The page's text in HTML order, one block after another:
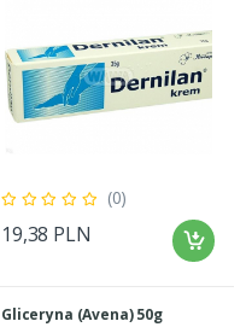
(0)
19,38 PLN
Gliceryna (Avena) 50g